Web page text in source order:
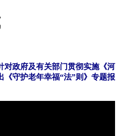
对政府及有关部门贯彻实施《河
守护老年幸福“法”则》专题报